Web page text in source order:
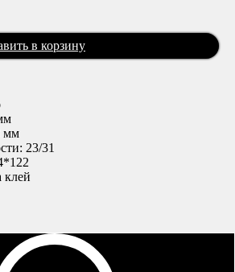
в корзину
мм
23/31
клей